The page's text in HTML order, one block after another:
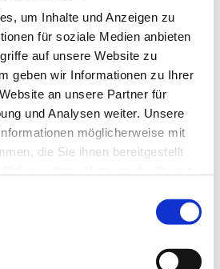
um Inhalte und Anzeigen zu
für soziale Medien anbieten
auf unsere Website zu
geben wir Informationen zu Ihrer
an unsere Partner für
und Analysen weiter. Unsere
möglicherweise mit
die Sie ihnen bereitgestellt
for more